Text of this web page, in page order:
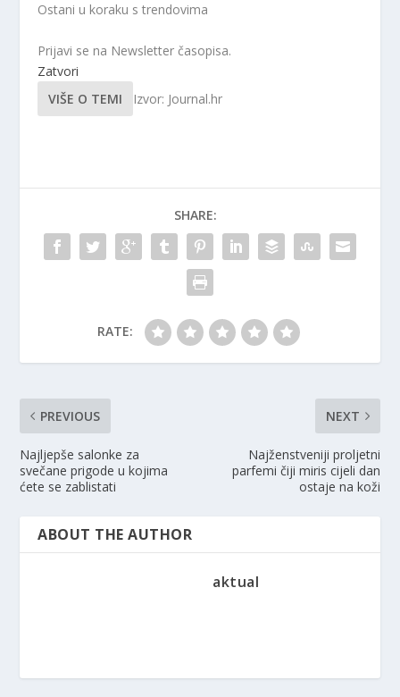
Ostani u koraku s trendovima
Prijavi se na Newsletter časopisa.
Zatvori
VIŠE O TEMI
Izvor: Journal.hr
SHARE:
RATE:
PREVIOUS
Najljepše salonke za
svečane prigode u kojima
ćete se zablistati
NEXT
Najženstveniji proljetni
parfemi čiji miris cijeli dan
ostaje na koži
ABOUT THE AUTHOR
aktual